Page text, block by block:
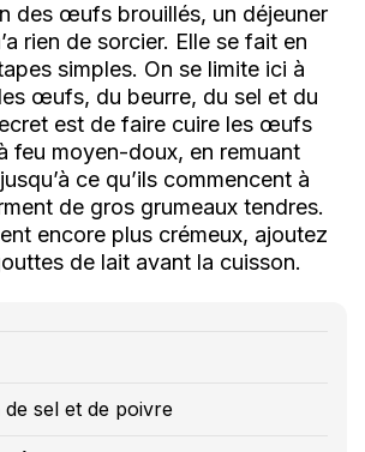
des œufs brouillés, un déjeuner
rien de sorcier. Elle se fait en
simples. On se limite ici à
œufs, du beurre, du sel et du
est de faire cuire les œufs
feu moyen-doux, en remuant
ce qu’ils commencent à
de gros grumeaux tendres.
encore plus crémeux, ajoutez
de lait avant la cuisson.
sel et de poivre